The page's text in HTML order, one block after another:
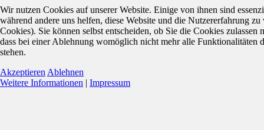
Wir nutzen Cookies auf unserer Website. Einige von ihnen sind
während andere uns helfen, diese Website und die Nutzererfahrung zu
Cookies). Sie können selbst entscheiden, ob Sie die Cookies zulassen
dass bei einer Ablehnung womöglich nicht mehr alle Funktionalitäten
stehen.
Akzeptieren Ablehnen
Weitere Informationen | Impressum